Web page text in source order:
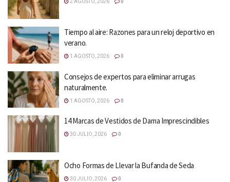
Tiempo al aire: Razones para un reloj deportivo en
verano.
1 AGOSTO, 2026 0
Consejos de expertos para eliminar arrugas
naturalmente.
1 AGOSTO, 2026 0
14 Marcas de Vestidos de Dama Imprescindibles
30 JULIO, 2026 0
Ocho Formas de Llevar la Bufanda de Seda
30 JULIO, 2026 0